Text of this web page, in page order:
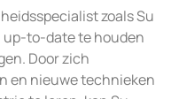
zoals Su
up-to-date te houden
Door zich
en nieuwe technieken